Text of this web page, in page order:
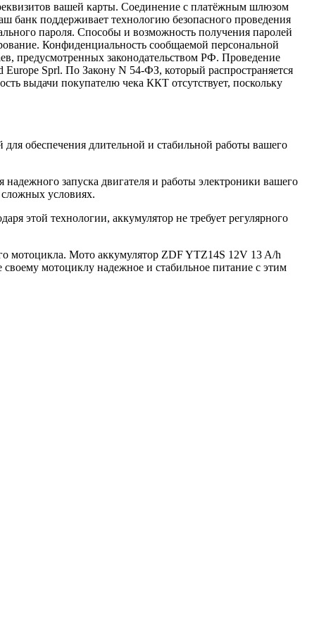
вашей карты. Соединение с платёжным шлюзом
банк поддерживает технологию безопасного проведения
пароля. Способы и возможность получения паролей
Конфиденциальность сообщаемой персональной
предусмотренных законодательством РФ. Проведение
Europe Sprl. По Закону N 54-ФЗ, который распространяется
выдачи покупателю чека ККТ отсутствует, поскольку
обеспечения длительной и стабильной работы вашего
запуска двигателя и работы электроники вашего
условиях.
этой технологии, аккумулятор не требует регулярного
мотоцикла. Мото аккумулятор ZDF YTZ14S 12V 13 A/h
мотоциклу надежное и стабильное питание с этим